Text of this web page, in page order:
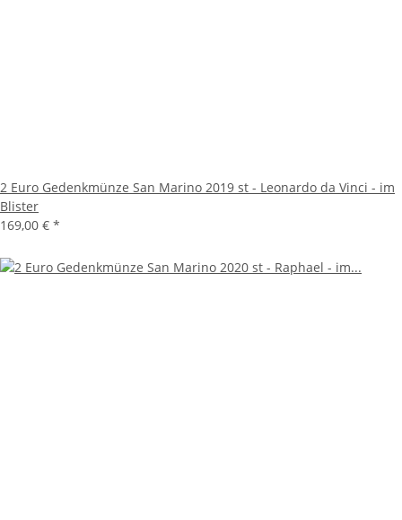
2 Euro Gedenkmünze San Marino 2019 st - Leonardo da Vinci - im
Blister
169,00 € *